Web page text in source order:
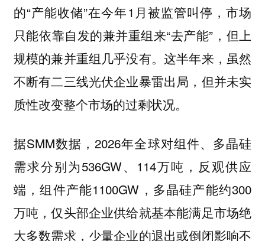
的“产能收储”在今年1月被监管叫停，市场
只能依靠自发的兼并重组来“去产能”，但上
规模的兼并重组几乎没有。这半年来，虽然
不断有二三线光伏企业暴雷出局，但并未实
质性改变整个市场的过剩状况。
据SMM数据，2026年全球对组件、多晶硅
需求分别为536GW、114万吨，反观供应
端，组件产能1100GW，多晶硅产能约300
万吨，仅头部企业供给就基本能满足市场绝
大多数需求，少量企业的退出或倒闭影响不